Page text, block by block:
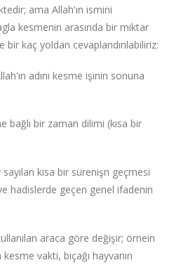
ama Allah'ın ismini
kesmenin arasında bir miktar
kaç yoldan cevaplandırılabiliriz:
adını kesme işinin sonuna
bağlı bir zaman dilimi (kısa bir
kısa bir sürenişn geçmesi
hadislerde geçen genel ifadenin
araca göre değişir; örnein
vakti, bıçağı hayvanın